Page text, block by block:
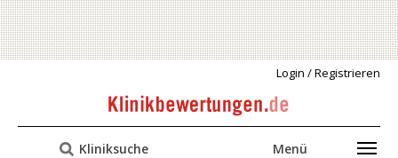
Login / Registrieren
Kliniksuche Menü